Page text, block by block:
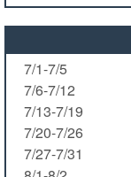
7/1-7/5
7/6-7/12
7/13-7/19
7/20-7/26
7/27-7/31